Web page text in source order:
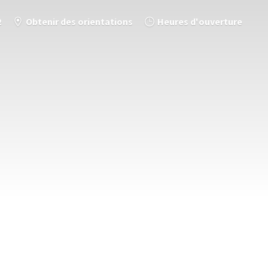
Obtenir des orientations Heures d'ouverture